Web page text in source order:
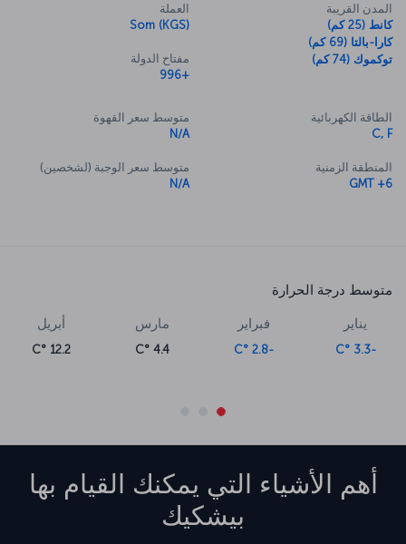
المدن القريبة
كانط (25 كم)
كارا-بالتا (69 كم)
توكموك (74 كم)
العملة
Som (KGS)
مفتاح الدولة
+996
الطاقة الكهربائية
C, F
المنطقة الزمنية
GMT +6
متوسط سعر القهوة
N/A
متوسط سعر الوجبة (لشخصين)
N/A
متوسط درجة الحرارة
يناير
-3.3 °C
فبراير
-2.8 °C
مارس
4.4 °C
أبريل
12.2 °C
أهم الأشياء التي يمكنك القيام بها
بيشكيك